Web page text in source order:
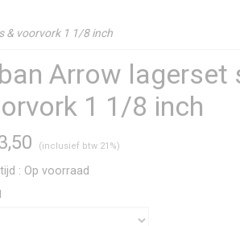
& voorvork 1 1/8 inch
Arrow lagerset
1 1/8 inch
(inclusief btw 21%)
: Op voorraad